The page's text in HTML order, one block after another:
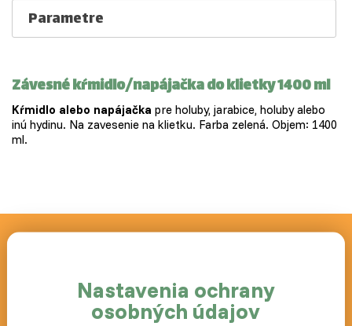
Parametre
Závesné kŕmidlo/napájačka do klietky 1400 ml
Kŕmidlo alebo napájačka pre holuby, jarabice, holuby alebo
inú hydinu. Na zavesenie na klietku. Farba zelená. Objem: 1400
ml.
zdarma
Postup ako prípadne zrušiť odber noviniek nájdete v každom
zaslanom e-mailu.
Nastavenia ochrany
osobných údajov